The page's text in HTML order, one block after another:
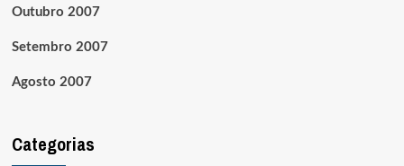
Outubro 2007
Setembro 2007
Agosto 2007
Categorias